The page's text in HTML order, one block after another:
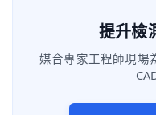
提升檢
媒合專家工程師現場